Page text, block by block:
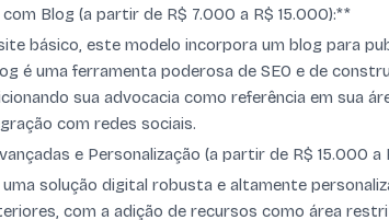
Blog (a partir de R$ 7.000 a R$ 15.000):**
básico, este modelo incorpora um blog para
é uma ferramenta poderosa de SEO e de
sua advocacia como referência em sua
com redes sociais.
e Personalização (a partir de R$ 15.000 a
solução digital robusta e altamente
com a adição de recursos como área